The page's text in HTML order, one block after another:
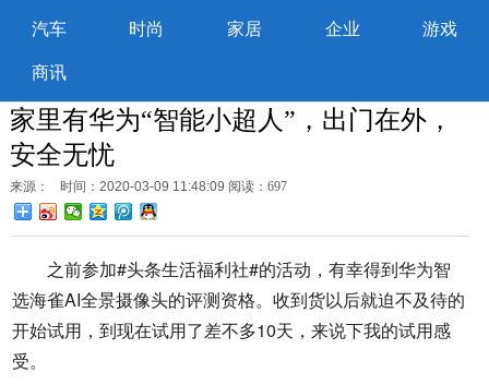
汽车 时尚 家居 企业 游戏
商讯
家里有华为“智能小超人”，出门在外，
安全无忧
来源： 时间：2020-03-09 11:48:09 阅读：697
之前参加#头条生活福利社#的活动，有幸得到华为智
选海雀AI全景摄像头的评测资格。收到货以后就迫不及待的
开始试用，到现在试用了差不多10天，来说下我的试用感
受。